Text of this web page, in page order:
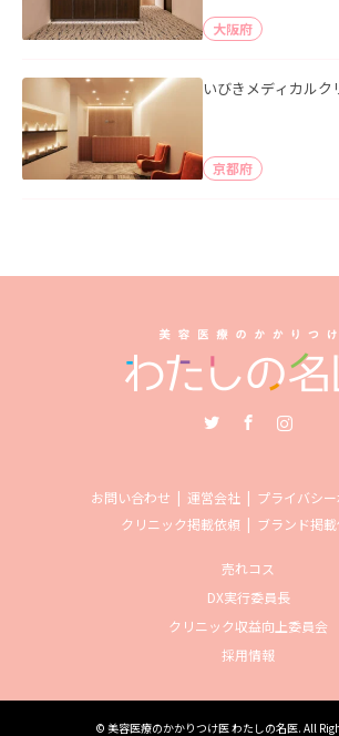
大阪府
いびきメディカルク
京都府
お問い合わせ 運営会社
プライバシ
クリニック掲載依頼
ブランド掲
売れコス
DX実行委員長
クリニック収益向上委員会
採用情報
© 美容医療のかかりつけ医 わたしの名医. All